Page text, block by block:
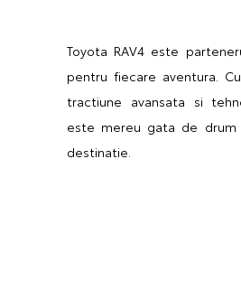
Toyota RAV4 este
pentru fiecare aventura.
tractiune avansata si
este mereu gata de
destinatie.